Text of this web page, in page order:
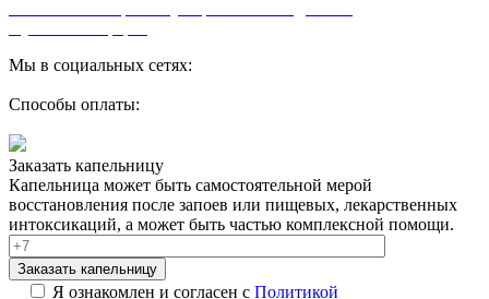
Мы в социальных сетях:
Способы оплаты:
Заказать капельницу
Капельница может быть самостоятельной мерой
восстановления после запоев или пищевых, лекарственных
интоксикаций, а может быть частью комплексной помощи.
Заказать капельницу
Я ознакомлен и согласен с Политикой